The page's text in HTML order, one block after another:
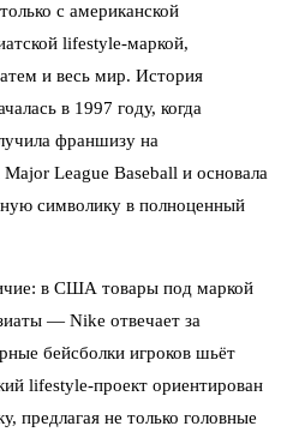
с американской
lifestyle-маркой,
и весь мир. История
в 1997 году, когда
франшизу на
Major League Baseball и основала
символику в полноценный
в США товары под маркой
— Nike отвечает за
бейсболки игроков шьёт
lifestyle-проект ориентирован
предлагая не только головные